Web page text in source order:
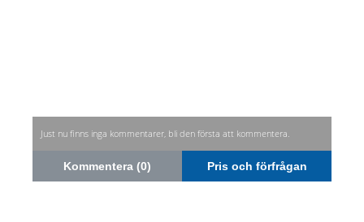
Just nu finns inga kommentarer, bli den första att kommentera.
Kommentera (0) Pris och förfrågan